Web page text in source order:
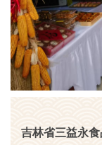
吉林省三益永